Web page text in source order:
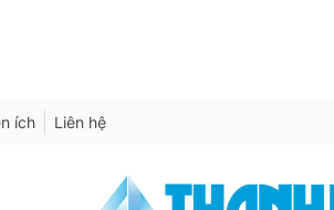
ích Liên hệ